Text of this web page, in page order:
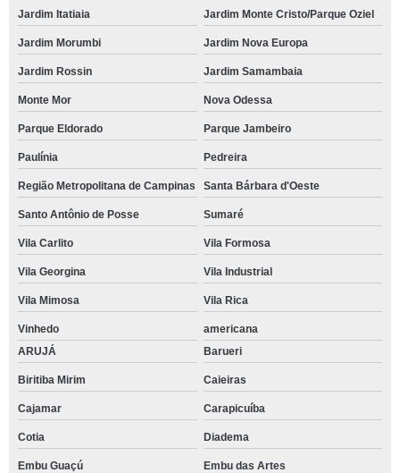
Jardim Itatiaia Jardim Monte Cristo/Parque Oziel
Jardim Morumbi Jardim Nova Europa
Jardim Rossin Jardim Samambaia
Monte Mor Nova Odessa
Parque Eldorado Parque Jambeiro
Paulínia Pedreira
Região Metropolitana de Campinas Santa Bárbara d'Oeste
Santo Antônio de Posse Sumaré
Vila Carlito Vila Formosa
Vila Georgina Vila Industrial
Vila Mimosa Vila Rica
Vinhedo
americana
ARUJÁ
Barueri
Biritiba Mirim Caieiras
Cajamar Carapicuíba
Cotia Diadema
Embu Guaçú Embu das Artes